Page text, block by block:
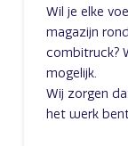
Wil je elke
magazijn
combitruck?
mogelijk.
Wij zorgen
het werk